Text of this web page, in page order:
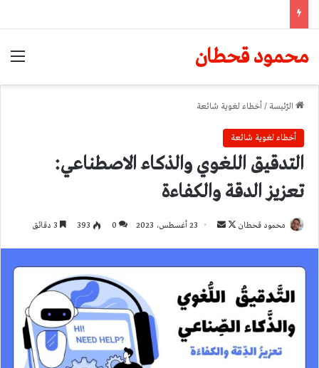
محمود قحطان
الرّئيسة / أخطاء لغوية شائعة
أخطاء لغوية شائعة
التدقيق اللغوي والذكاء الاصطناعي:
تعزيز الدقة والكفاءة
محمود قحطان
تابعأرسل
23 أغسطس، 2023 0
393